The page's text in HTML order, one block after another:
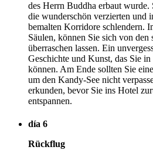
des Herrn Buddha erbaut
die wunderschön verzierten und
bemalten Korridore schlendern.
Säulen, können Sie sich von den
überraschen lassen. Ein
Geschichte und Kunst, das Sie
können. Am Ende sollten Sie
um den Kandy-See nicht
erkunden, bevor Sie ins Hotel
entspannen.
día 6
Rückflug